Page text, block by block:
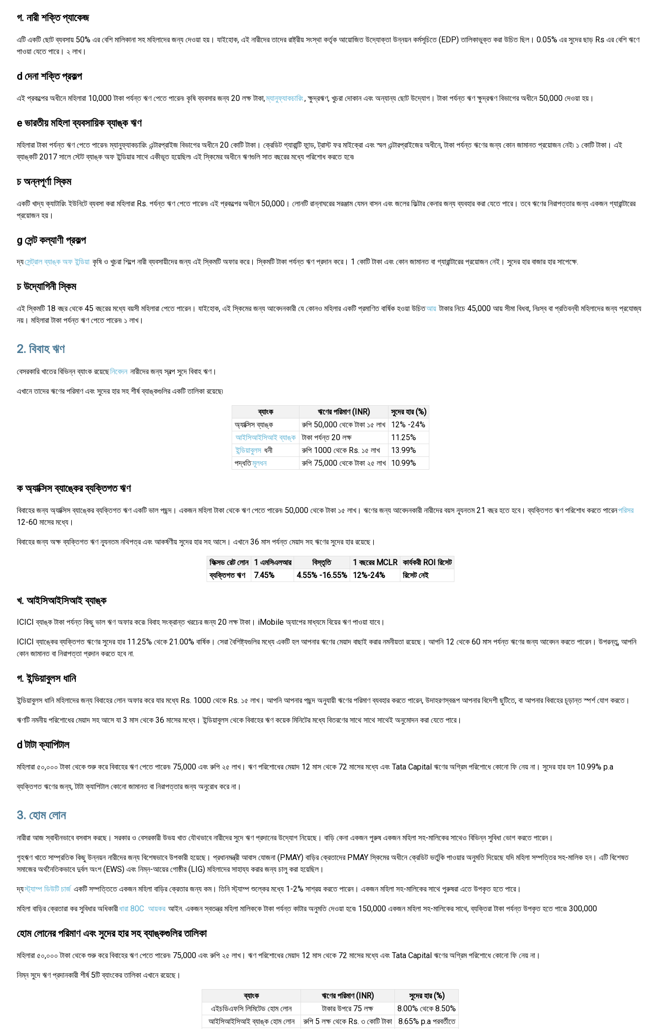
গ. নারী শক্তি প্যাকেজ
এটি একটি ছোট ব্যবসায় 50% এর বেশি মালিকানা সহ মহিলাদের জন্য দেওয়া হয়। যাইহোক, এই নারীদের তাদের রাষ্ট্রীয় সংস্থা কর্তৃক আয়োজিত উদ্যোক্তা উন্নয়ন কর্মসূচিতে (EDP) তালিকাভুক্ত করা উচিত ছিল। 0.05% এর সুদের ছাড় Rs এর বেশি ঋণে
পাওয়া যেতে পারে। ২ লাখ।
d দেনা শক্তি প্রকল্প
এই প্রকল্পের অধীনে মহিলারা 10,000 টাকা পর্যন্ত ঋণ পেতে পারেন৷ কৃষি ব্যবসার জন্য 20 লক্ষ টাকা,ম্যানুফ্যাকচারিং, ক্ষুদ্রঋণ, খুচরা দোকান এবং অন্যান্য ছোট উদ্যোগ। টাকা পর্যন্ত ঋণ ক্ষুদ্রঋণ বিভাগের অধীনে 50,000 দেওয়া হয়।
e ভারতীয় মহিলা ব্যবসায়িক ব্যাঙ্ক ঋণ
মহিলারা টাকা পর্যন্ত ঋণ পেতে পারেন৷ ম্যানুফ্যাকচারিং এন্টারপ্রাইজ বিভাগের অধীনে 20 কোটি টাকা। ক্রেডিট গ্যারান্টি ফান্ড, ট্রাস্ট ফর মাইক্রো এবং স্মল এন্টারপ্রাইজের অধীনে, টাকা পর্যন্ত ঋণের জন্য কোন জামানত প্রয়োজন নেই৷ ১ কোটি টাকা। এই
ব্যাঙ্কটি 2017 সালে স্টেট ব্যাঙ্ক অফ ইন্ডিয়ার সাথে একীভূত হয়েছিল৷ এই স্কিমের অধীনে ঋণগুলি সাত বছরের মধ্যে পরিশোধ করতে হবে৷
চ অন্নপূর্ণা স্কিম
একটি খাদ্য ক্যাটারিং ইউনিটে ব্যবসা করা মহিলারা Rs. পর্যন্ত ঋণ পেতে পারেন৷ এই প্রকল্পের অধীনে 50,000। লোনটি রান্নাঘরের সরঞ্জাম যেমন বাসন এবং জলের ফিল্টার কেনার জন্য ব্যবহার করা যেতে পারে। তবে ঋণের নিরাপত্তার জন্য একজন গ্যারান্টারের
প্রয়োজন হয়।
g সেন্ট কল্যাণী প্রকল্প
দ্যসেন্ট্রাল ব্যাঙ্ক অফ ইন্ডিয়া কৃষি ও খুচরা শিল্পে নারী ব্যবসায়ীদের জন্য এই স্কিমটি অফার করে। স্কিমটি টাকা পর্যন্ত ঋণ প্রদান করে। 1 কোটি টাকা এবং কোন জামানত বা গ্যারান্টারের প্রয়োজন নেই। সুদের হার বাজার হার সাপেক্ষে.
চ উদ্যোগিনী স্কিম
এই স্কিমটি 18 বছর থেকে 45 বছরের মধ্যে বয়সী মহিলারা পেতে পারেন। যাইহোক, এই স্কিমের জন্য আবেদনকারী যে কোনও মহিলার একটি প্রমাণিত বার্ষিক হওয়া উচিতআয় টাকার নিচে 45,000 আয় সীমা বিধবা, নিঃস্ব বা প্রতিবন্ধী মহিলাদের জন্য প্রযোজ্য
নয়। মহিলারা টাকা পর্যন্ত ঋণ পেতে পারেন৷ ১ লাখ।
2. বিবাহ ঋণ
বেসরকারি খাতের বিভিন্ন ব্যাংক রয়েছেনিবেদন নারীদের জন্য স্বল্প সুদে বিবাহ ঋণ।
এখানে তাদের ঋণের পরিমাণ এবং সুদের হার সহ শীর্ষ ব্যাঙ্কগুলির একটি তালিকা রয়েছে৷
ব্যাংক ঋণের পরিমাণ (INR)
সুদের হার (%)
অ্যাক্সিস ব্যাঙ্ক
রুপি 50,000 থেকে টাকা ১৫ লাখ
12% -24%
আইসিআইসিআই ব্যাঙ্ক
টাকা পর্যন্ত 20 লক্ষ
11.25%
ইন্ডিয়াবুলস ধনী রুপি 1000 থেকে Rs. ১৫ লাখ
13.99%
পদ্ধতিমূলধন রুপি 75,000 থেকে টাকা ২৫ লাখ 10.99%
ক অ্যাক্সিস ব্যাঙ্কের ব্যক্তিগত ঋণ
বিবাহের জন্য অ্যাক্সিস ব্যাঙ্কের ব্যক্তিগত ঋণ একটি ভাল পছন্দ। একজন মহিলা টাকা থেকে ঋণ পেতে পারেন৷ 50,000 থেকে টাকা ১৫ লাখ। ঋণের জন্য আবেদনকারী নারীদের বয়স ন্যূনতম 21 বছর হতে হবে। ব্যক্তিগত ঋণ পরিশোধ করতে পারেনপরিসর
12-60 মাসের মধ্যে।
বিবাহের জন্য অক্ষ ব্যক্তিগত ঋণ ন্যূনতম নথিপত্র এবং আকর্ষণীয় সুদের হার সহ আসে। এখানে 36 মাস পর্যন্ত মেয়াদ সহ ঋণের সুদের হার রয়েছে।
ফিক্সড রেট লোন 1 এমসিএলআর বিস্তৃতি 1 বছরের MCLR কার্যকরী ROI রিসেট
ব্যক্তিগত ঋণ
7.45% 4.55% -16.55% 12%-24% রিসেট নেই
খ. আইসিআইসিআই ব্যাঙ্ক
ICICI ব্যাঙ্ক টাকা পর্যন্ত কিছু ভাল ঋণ অফার করে৷ বিবাহ সংক্রান্ত খরচের জন্য 20 লক্ষ টাকা। iMobile অ্যাপের মাধ্যমে বিয়ের ঋণ পাওয়া যাবে।
ICICI ব্যাঙ্কের ব্যক্তিগত ঋণের সুদের হার 11.25% থেকে 21.00% বার্ষিক। সেরা বৈশিষ্ট্যগুলির মধ্যে একটি হল আপনার ঋণের মেয়াদ বাছাই করার নমনীয়তা রয়েছে। আপনি 12 থেকে 60 মাস পর্যন্ত ঋণের জন্য আবেদন করতে পারেন। উপরন্তু, আপনি
কোন জামানত বা নিরাপত্তা প্রদান করতে হবে না.
গ. ইন্ডিয়াবুলস ধানি
ইন্ডিয়াবুলস ধানি মহিলাদের জন্য বিবাহের লোন অফার করে যার মধ্যে Rs. 1000 থেকে Rs. ১৫ লাখ। আপনি আপনার পছন্দ অনুযায়ী ঋণের পরিমাণ ব্যবহার করতে পারেন, উদাহরণস্বরূপ আপনার বিদেশী ছুটিতে, বা আপনার বিবাহের চূড়ান্ত স্পর্শ যোগ করতে।
ঋণটি নমনীয় পরিশোধের মেয়াদ সহ আসে যা 3 মাস থেকে 36 মাসের মধ্যে। ইন্ডিয়াবুলস থেকে বিবাহের ঋণ কয়েক মিনিটের মধ্যে বিতরণের সাথে সাথে সাথেই অনুমোদন করা যেতে পারে।
d টাটা ক্যাপিটাল
মহিলারা ৫০,০০০ টাকা থেকে শুরু করে বিবাহের ঋণ পেতে পারেন৷ 75,000 এবং রুপি ২৫ লাখ। ঋণ পরিশোধের মেয়াদ 12 মাস থেকে 72 মাসের মধ্যে এবং Tata Capital ঋণের অগ্রিম পরিশোধে কোনো ফি নেয় না। সুদের হার হল 10.99% p.a
ব্যক্তিগত ঋণের জন্য, টাটা ক্যাপিটাল কোনো জামানত বা নিরাপত্তার জন্য অনুরোধ করে না।
3. হোম লোন
নারীরা আজ স্বাধীনভাবে বসবাস করছে। সরকার ও বেসরকারী উভয় খাত যৌথভাবে নারীদের সুদে ঋণ প্রদানের উদ্যোগ নিয়েছে। বাড়ি কেনা একজন পুরুষ একজন মহিলা সহ-মালিকের সাথেও বিভিন্ন সুবিধা ভোগ করতে পারেন।
গৃহঋণ খাতে সাম্প্রতিক কিছু উন্নয়ন নারীদের জন্য বিশেষভাবে উপকারী হয়েছে। প্রধানমন্ত্রী আবাস যোজনা (PMAY) বাড়ির ক্রেতাদের PMAY স্কিমের অধীনে ক্রেডিট ভর্তুকি পাওয়ার অনুমতি দিয়েছে যদি মহিলা সম্পত্তির সহ-মালিক হন। এটি বিশেষত
সমাজের অর্থনৈতিকভাবে দুর্বল অংশ (EWS) এবং নিম্ন-আয়ের গোষ্ঠীর (LIG) মহিলাদের সাহায্য করার জন্য চালু করা হয়েছিল।
দ্যস্ট্যাম্প ডিউটি চার্জ একটি সম্পত্তিতে একজন মহিলা বাড়ির ক্রেতার জন্য কম। তিনি স্ট্যাম্প শুল্কের মধ্যে 1-2% সাশ্রয় করতে পারেন। একজন মহিলা সহ-মালিকের সাথে পুরুষরা এতে উপকৃত হতে পারে।
মহিলা বাড়ির ক্রেতারা কর সুবিধার অধিকারীধারা 80C আয়কর আইন. একজন স্বতন্ত্র মহিলা মালিককে টাকা পর্যন্ত কাটার অনুমতি দেওয়া হবে৷ 150,000 একজন মহিলা সহ-মালিকের সাথে, ব্যক্তিরা টাকা পর্যন্ত উপকৃত হতে পারে৷ 300,000
হোম লোনের পরিমাণ এবং সুদের হার সহ ব্যাঙ্কগুলির তালিকা
মহিলারা ৫০,০০০ টাকা থেকে শুরু করে বিবাহের ঋণ পেতে পারেন৷ 75,000 এবং রুপি ২৫ লাখ। ঋণ পরিশোধের মেয়াদ 12 মাস থেকে 72 মাসের মধ্যে এবং Tata Capital ঋণের অগ্রিম পরিশোধে কোনো ফি নেয় না।
নিম্ন সুদে ঋণ প্রদানকারী শীর্ষ 5টি ব্যাংকের তালিকা এখানে রয়েছে।
ব্যাংক ঋণের পরিমাণ (INR)
সুদের হার (%)
এইচডিএফসি লিমিটেড হোম লোন
টাকার উপরে 75 লক্ষ
8.00% থেকে 8.50%
আইসিআইসিআই ব্যাঙ্ক হোম লোন
রুপি 5 লক্ষ থেকে Rs. ৩ কোটি টাকা 8.65% p.a পরবর্তীতে